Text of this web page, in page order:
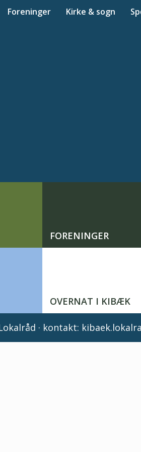
Foreninger Kirke & sogn
FORENINGER
OVERNAT I KIBÆK
· kontakt: